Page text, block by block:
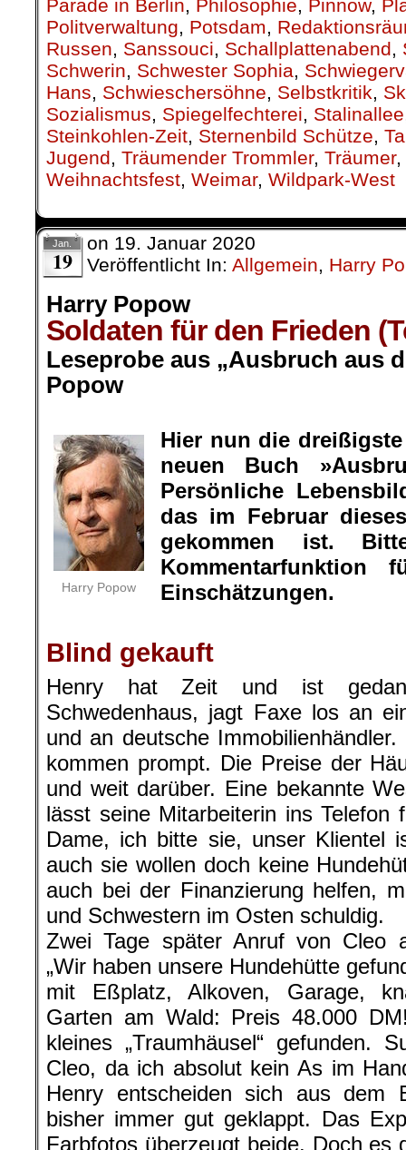
Parade in Berlin, Philosophie, Pinnow,
Politverwaltung, Potsdam,
Russen, Sanssouci, Schallplattenabend,
Schwerin, Schwester Sophia,
Hans, Schwieschersöhne, Selbstkritik,
Sozialismus, Spiegelfechterei, Stalinallee
Steinkohlen-Zeit, Sternenbild Schütze,
Jugend, Träumender Trommler, Träumer,
Weihnachtsfest, Weimar, Wildpark-West
Jan.
19
on 19. Januar 2020
Veröffentlicht In: Allgemein, Harry
Harry Popow
Soldaten für den Frieden
Leseprobe aus „Ausbruch aus
Popow
Harry Popow
Hier nun die
neuen Buch
Persönliche
das im Februar
gekommen ist.
Einschätzungen.
Blind gekauft
Henry hat Zeit und ist
Schwedenhaus, jagt Faxe los an
und an deutsche
kommen prompt. Die Preise der
und weit darüber. Eine bekannte
lässt seine Mitarbeiterin ins Telefon
Dame, ich bitte sie, unser Klientel
auch sie wollen doch keine
auch bei der Finanzierung helfen,
und Schwestern im Osten schuldig.
Zwei Tage später Anruf von Cleo
„Wir haben unsere Hundehütte
mit Eßplatz, Alkoven, Garage,
Garten am Wald: Preis 48.000
kleines „Traumhäusel“ gefunden.
Cleo, da ich absolut kein As im
Henry entscheiden sich aus dem
bisher immer gut geklappt. Das
Farbfotos überzeugt beide. Doch es